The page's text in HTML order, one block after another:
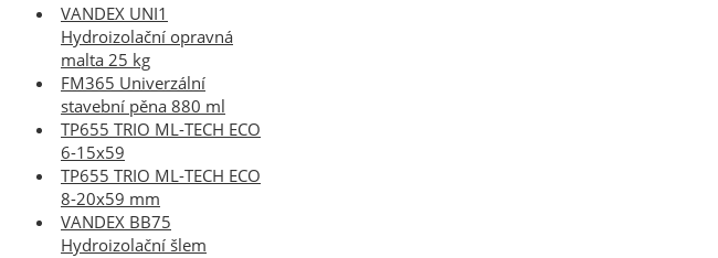
VANDEX UNI1
Hydroizolační opravná
malta 25 kg
FM365 Univerzální
stavební pěna 880 ml
TP655 TRIO ML-TECH ECO
6-15x59
TP655 TRIO ML-TECH ECO
8-20x59 mm
VANDEX BB75
Hydroizolační šlem